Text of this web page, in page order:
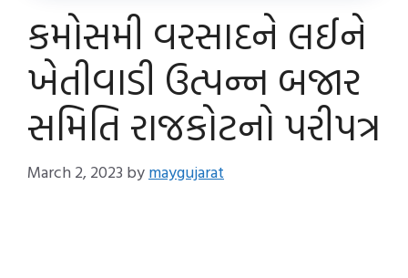
કમોસમી વરસાદને લઈને
ખેતીવાડી ઉત્પન્ન બજાર
સમિતિ રાજકોટનો પરીપત્ર
March 2, 2023 bymaygujarat